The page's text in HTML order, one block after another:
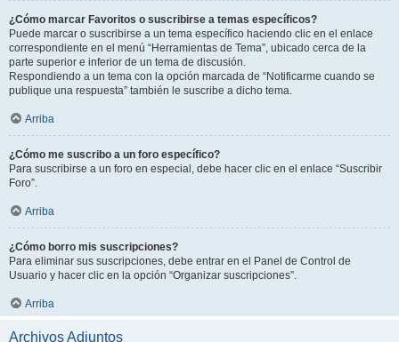
¿Cómo marcar Favoritos o suscribirse a temas específicos?
Puede marcar o suscribirse a un tema específico haciendo clic en el enlace
correspondiente en el menú “Herramientas de Tema”, ubicado cerca de la
parte superior e inferior de un tema de discusión.
Respondiendo a un tema con la opción marcada de “Notificarme cuando se
publique una respuesta” también le suscribe a dicho tema.
Arriba
¿Cómo me suscribo a un foro específico?
Para suscribirse a un foro en especial, debe hacer clic en el enlace “Suscribir
Foro”.
Arriba
¿Cómo borro mis suscripciones?
Para eliminar sus suscripciones, debe entrar en el Panel de Control de
Usuario y hacer clic en la opción “Organizar suscripciones”.
Arriba
Archivos Adjuntos